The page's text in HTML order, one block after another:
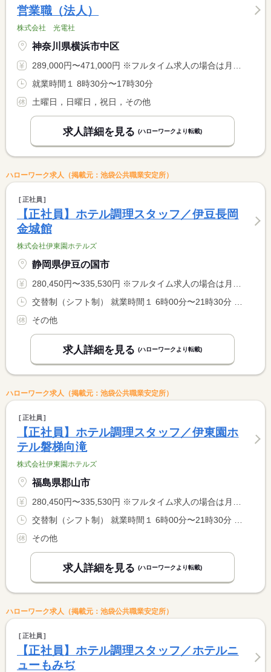
営業職（法人）
株式会社 光電社
神奈川県横浜市中区
289,000円〜471,000円 ※フルタイム求人の場合は月額（換算額）、パート求人の場合は時間額を表示しています。
就業時間１ 8時30分〜17時30分
土曜日，日曜日，祝日，その他
求人詳細を見る (ハローワークより転載)
ハローワーク求人（掲載元：池袋公共職業安定所）
正社員
【正社員】ホテル調理スタッフ／伊豆長岡
金城館
株式会社伊東園ホテルズ
静岡県伊豆の国市
280,450円〜335,530円 ※フルタイム求人の場合は月額（換算額）、パート求人の場合は時間額を表示しています。
その他
求人詳細を見る (ハローワークより転載)
ハローワーク求人（掲載元：池袋公共職業安定所）
正社員
【正社員】ホテル調理スタッフ／伊東園ホ
テル磐梯向滝
株式会社伊東園ホテルズ
福島県郡山市
280,450円〜335,530円 ※フルタイム求人の場合は月額（換算額）、パート求人の場合は時間額を表示しています。
その他
求人詳細を見る (ハローワークより転載)
ハローワーク求人（掲載元：池袋公共職業安定所）
正社員
【正社員】ホテル調理スタッフ／ホテルニ
ューもみぢ